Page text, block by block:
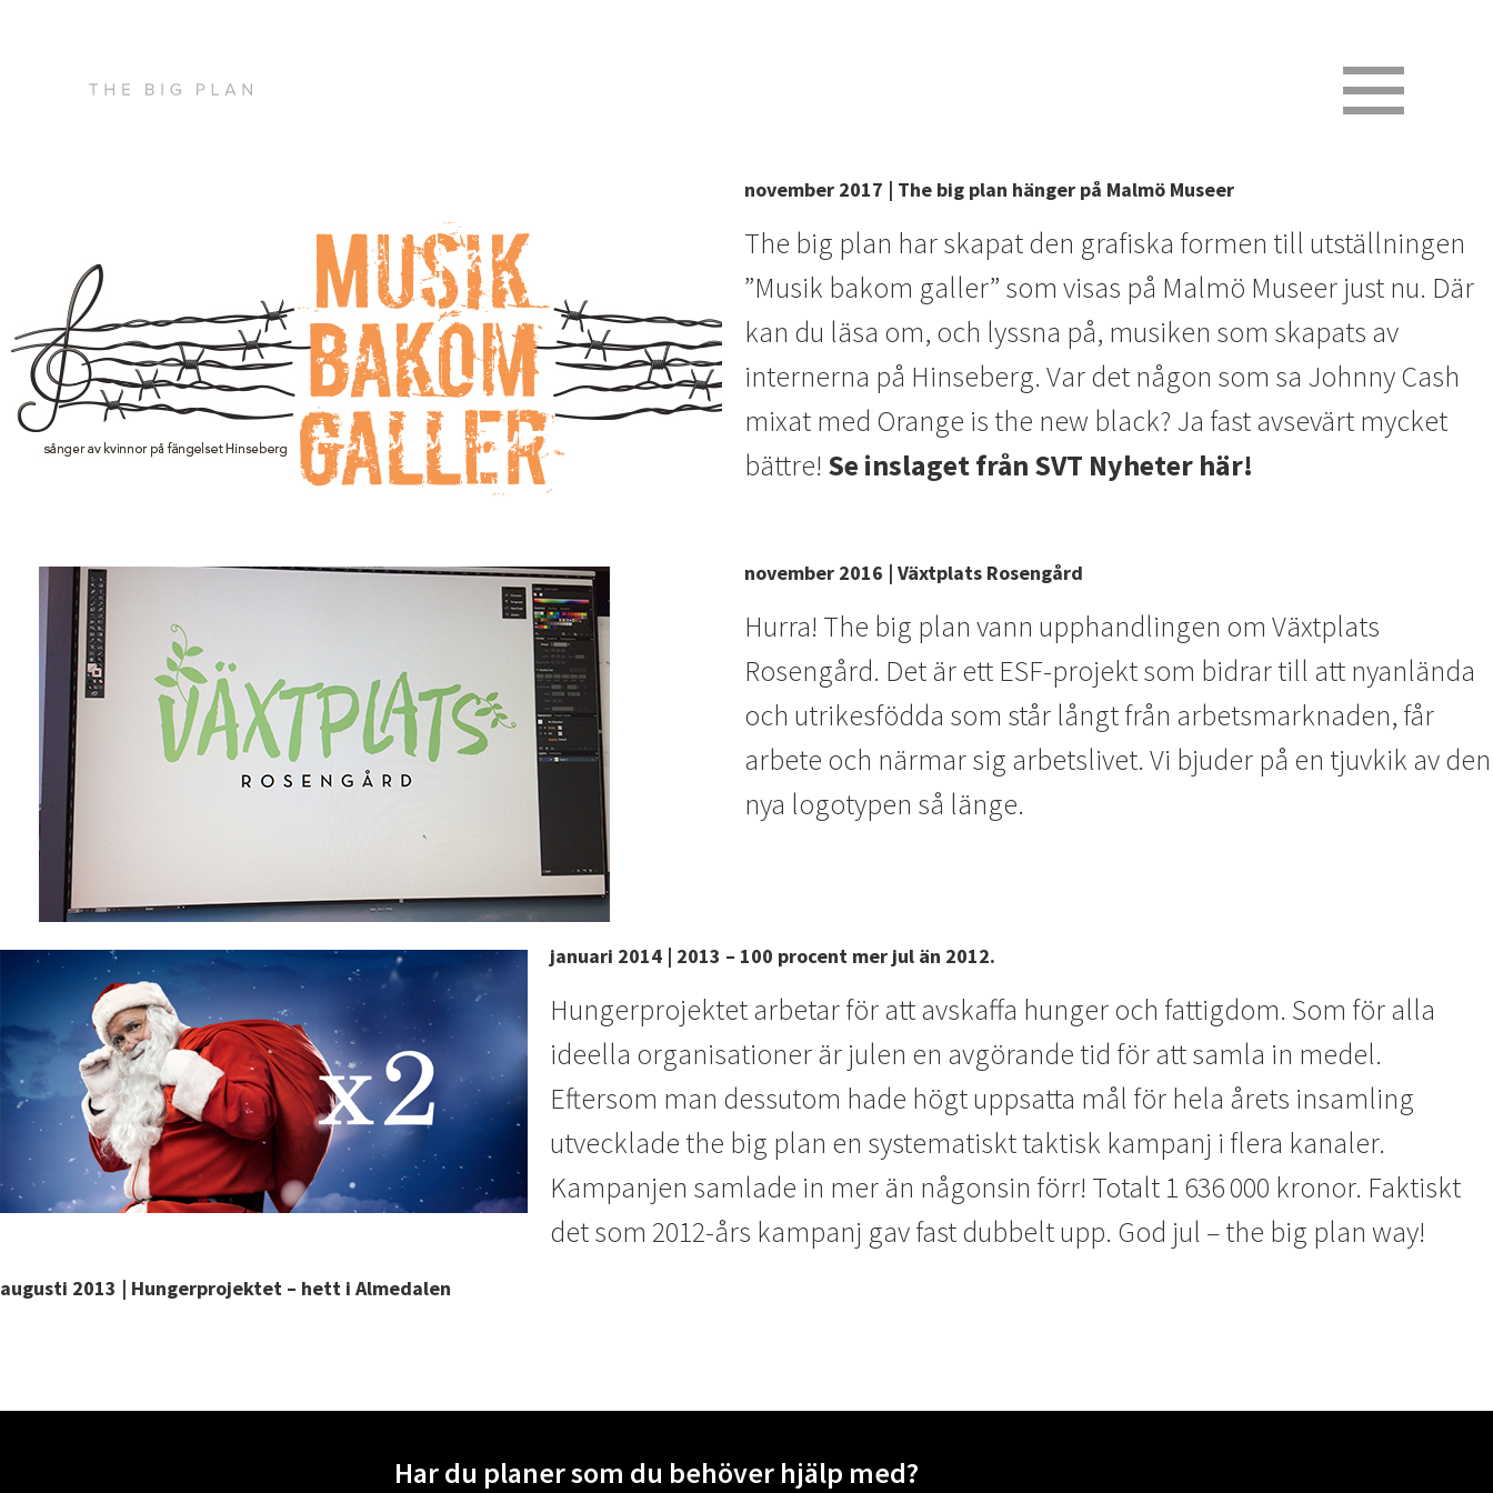
november 2017 | The big plan hänger på Malmö Museer
The big plan har skapat den grafiska formen till utställningen
”Musik bakom galler” som visas på Malmö Museer just nu. Där
kan du läsa om, och lyssna på, musiken som skapats av
internerna på Hinseberg. Var det någon som sa Johnny Cash
mixat med Orange is the new black? Ja fast avsevärt mycket
bättre! Se inslaget från SVT Nyheter här!
november 2016 | Växtplats Rosengård
Hurra! The big plan vann upphandlingen om Växtplats
Rosengård. Det är ett ESF-projekt som bidrar till att nyanlända
och utrikesfödda som står långt från arbetsmarknaden, får
arbete och närmar sig arbetslivet. Vi bjuder på en tjuvkik av den
nya logotypen så länge.
januari 2014 | 2013 – 100 procent mer jul än 2012.
Hungerprojektet arbetar för att avskaffa hunger och fattigdom. Som för alla
ideella organisationer är julen en avgörande tid för att samla in medel.
Eftersom man dessutom hade högt uppsatta mål för hela årets insamling
utvecklade the big plan en systematiskt taktisk kampanj i flera kanaler.
Kampanjen samlade in mer än någonsin förr! Totalt 1 636 000 kronor. Faktiskt
det som 2012-års kampanj gav fast dubbelt upp. God jul – the big plan way!
augusti 2013 | Hungerprojektet – hett i Almedalen
Har du planer som du behöver hjälp med?